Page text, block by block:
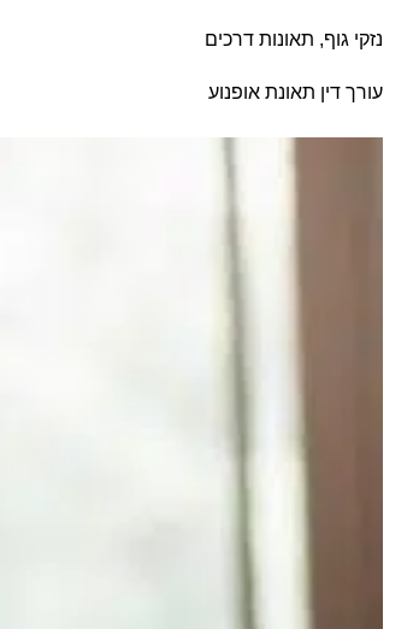
נזקי גוף, תאונות דרכים
עורך דין תאונת אופנוע